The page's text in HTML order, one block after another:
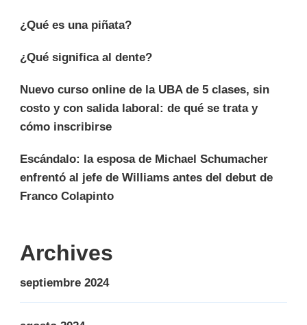
¿Qué es una piñata?
¿Qué significa al dente?
Nuevo curso online de la UBA de 5 clases, sin
costo y con salida laboral: de qué se trata y
cómo inscribirse
Escándalo: la esposa de Michael Schumacher
enfrentó al jefe de Williams antes del debut de
Franco Colapinto
Archives
septiembre 2024